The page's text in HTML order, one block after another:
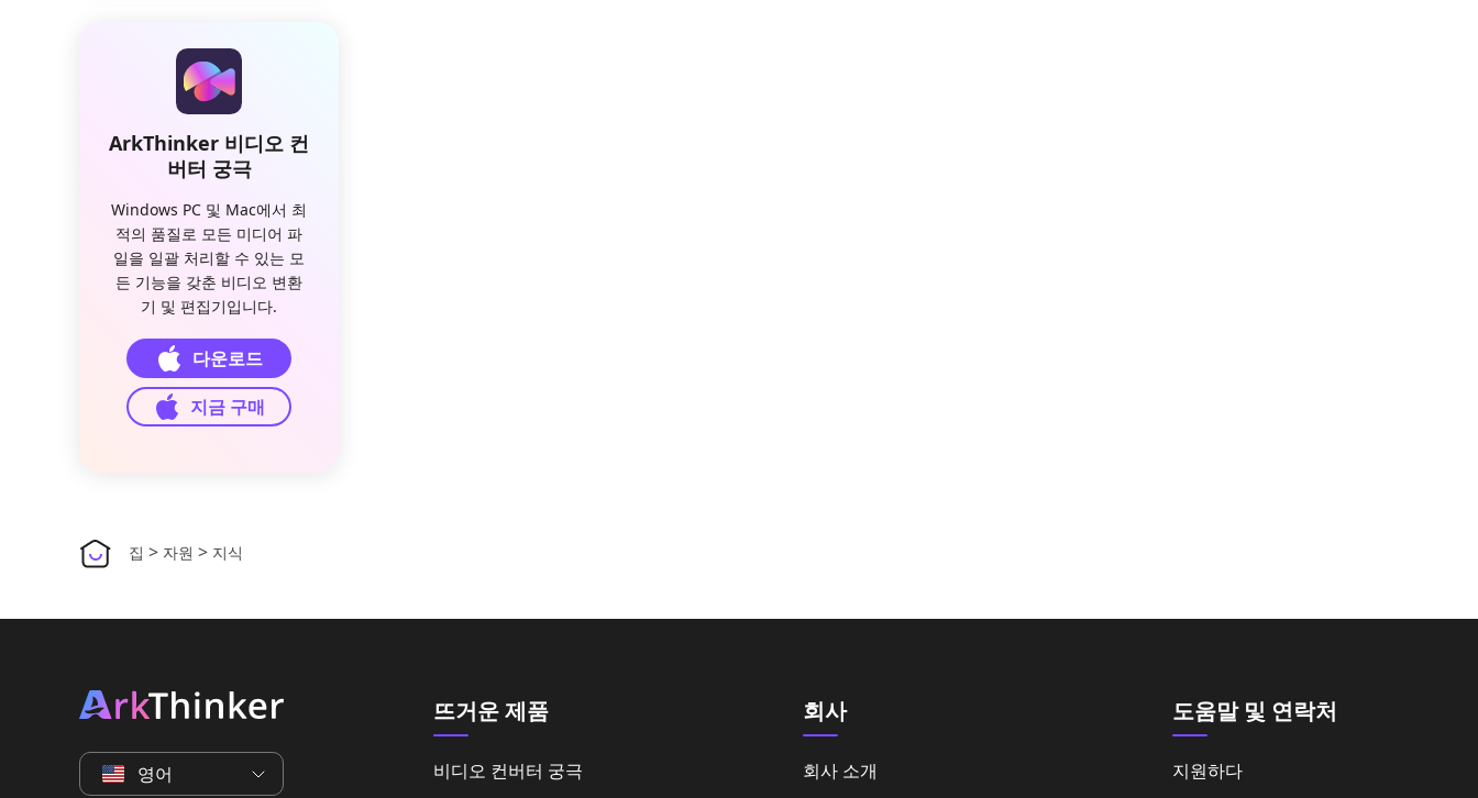
ArkThinker 비디오 컨
버터 궁극
Windows PC 및 Mac에서 최
적의 품질로 모든 미디어 파
일을 일괄 처리할 수 있는 모
든 기능을 갖춘 비디오 변환
기 및 편집기입니다.
다운로드
지금 구매
집 > 자원 > 지식
영어
뜨거운 제품
비디오 컨버터 궁극
회사
회사 소개
도움말 및 연락처
지원하다